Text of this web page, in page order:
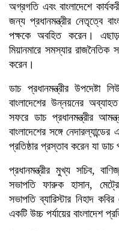
অগ্রগতি এবং বাংলাদেশে
জন্য প্রধানমন্ত্রীর নেতৃত্বে
পক্ষকে অবহিত করেন।
মিয়ানমারে সমস্যার
করেন।
ডাচ প্রধানমন্ত্রীর উপদেষ্টা
বাংলাদেশের উন্নয়নের
সফরে ডাচ প্রধানমন্ত্রীর
বাংলাদেশের সঙ্গে
প্রতিষ্ঠার প্রস্তাব করেন যা
প্রধানমন্ত্রীর মুখ্য সচিব,
সভাপতি ফারুক হাসান,
সভাপতি ব্যারিস্টার নিহাদ
একটি উচ্চ পর্যায়ের বাংলাদেশ